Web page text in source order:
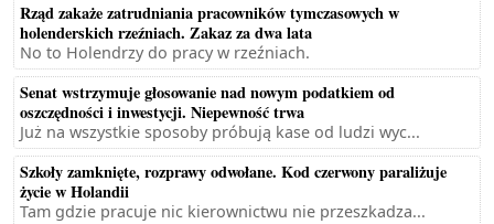
Rząd zakaże zatrudniania pracowników tymczasowych w
holenderskich rzeźniach. Zakaz za dwa lata
No to Holendrzy do pracy w rzeźniach.
Senat wstrzymuje głosowanie nad nowym podatkiem od
oszczędności i inwestycji. Niepewność trwa
Już na wszystkie sposoby próbują kase od ludzi wyc...
Szkoły zamknięte, rozprawy odwołane. Kod czerwony paraliżuje
życie w Holandii
Tam gdzie pracuje nic kierownictwu nie przeszkadza...